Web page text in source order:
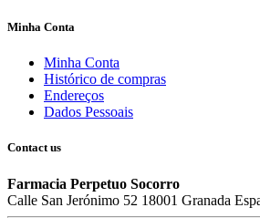
Minha Conta
Minha Conta
Histórico de compras
Endereços
Dados Pessoais
Contact us
Farmacia Perpetuo Socorro
Calle San Jerónimo 52 18001 Granada